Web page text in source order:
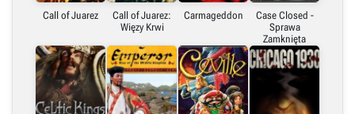
Call of Juarez
Call of Juarez:
Więzy Krwi
Carmageddon
Case Closed -
Sprawa
Zamknięta